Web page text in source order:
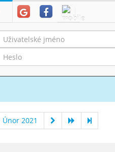
Únor 2021